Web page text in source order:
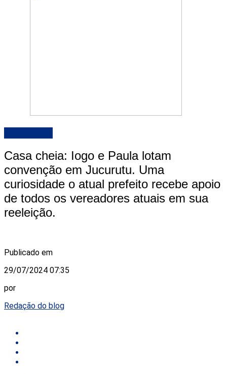
Casa cheia: Iogo e Paula lotam
convenção em Jucurutu. Uma
curiosidade o atual prefeito recebe apoio
de todos os vereadores atuais em sua
reeleição.
Publicado em
29/07/2024 07:35
por
Redação do blog